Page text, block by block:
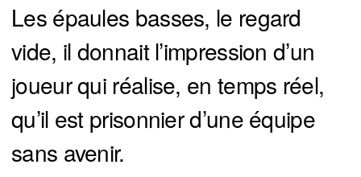
Les épaules basses, le regard
vide, il donnait l’impression d’un
joueur qui réalise, en temps réel,
qu’il est prisonnier d’une équipe
sans avenir.